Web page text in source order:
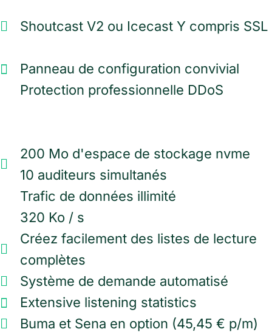
Shoutcast V2 ou Icecast Y compris SSL
Panneau de configuration convivial
Protection professionnelle DDoS
200 Mo d'espace de stockage nvme
10 auditeurs simultanés
Trafic de données illimité
320 Ko / s
Créez facilement des listes de lecture
complètes
Système de demande automatisé
Extensive listening statistics
Buma et Sena en option (45,45 € p/m)